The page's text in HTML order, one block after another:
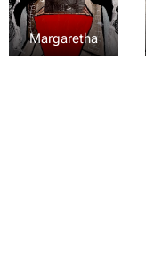
Margaretha